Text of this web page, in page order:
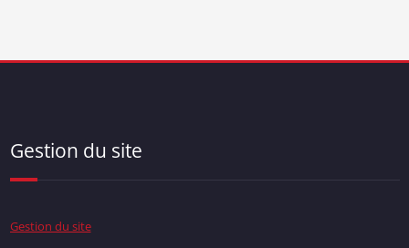
Gestion du site
Gestion du site